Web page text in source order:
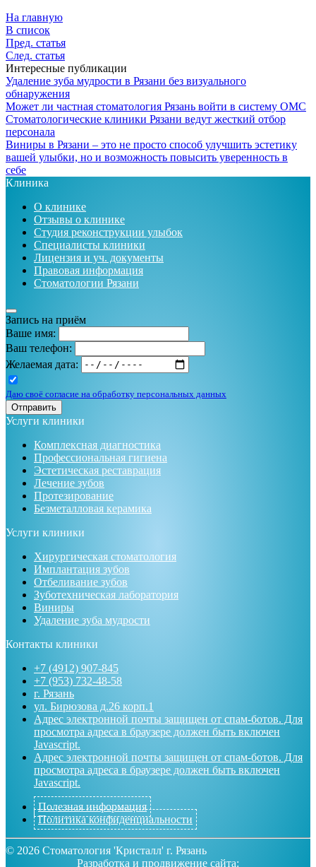
На главную
В список
Пред. статья
След. статья
Интересные публикации
Удаление зуба мудрости в Рязани без визуального
обнаружения
Может ли частная стоматология Рязань войти в систему ОМС
Стоматологические клиники Рязани ведут жесткий отбор
персонала
Виниры в Рязани – это не просто способ улучшить эстетику
вашей улыбки, но и возможность повысить уверенность в
себе
Клиника
О клинике
Отзывы о клинике
Студия реконструкции улыбок
Специалисты клиники
Лицензия и уч. документы
Правовая информация
Стоматологии Рязани
Запись на приём
Ваше имя:
Ваш телефон:
Желаемая дата:
Даю своё согласие на обработку персональных данных
Отправить
Услуги клиники
Комплексная диагностика
Профессиональная гигиена
Эстетическая реставрация
Лечение зубов
Протезирование
Безметалловая керамика
Услуги клиники
Хирургическая стоматология
Имплантация зубов
Отбеливание зубов
Зуботехническая лаборатория
Виниры
Удаление зуба мудрости
Контакты клиники
+7 (4912) 907-845
+7 (953) 732-48-58
г. Рязань
ул. Бирюзова д.26 корп.1
Адрес электронной почты защищен от спам-ботов. Для
просмотра адреса в браузере должен быть включен
Javascript.
Адрес электронной почты защищен от спам-ботов. Для
просмотра адреса в браузере должен быть включен
Javascript.
Полезная информация
Политика конфиденциальности
© 2026 Стоматология 'Кристалл' г. Рязань
Разработка и продвижение сайта: